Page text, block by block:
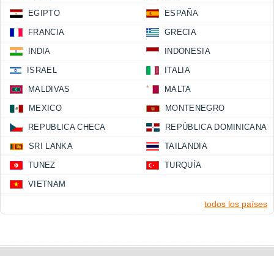
EGIPTO ESPAÑA
FRANCIA GRECIA
INDIA INDONESIA
ISRAEL ITALIA
MALDIVAS MALTA
MEXICO MONTENEGRO
REPUBLICA CHECA REPÚBLICA DOMINICANA
SRI LANKA TAILANDIA
TUNEZ TURQUÍA
VIETNAM
todos los países